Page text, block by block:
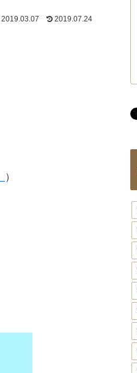
2019.03.07 2019.07.24
）